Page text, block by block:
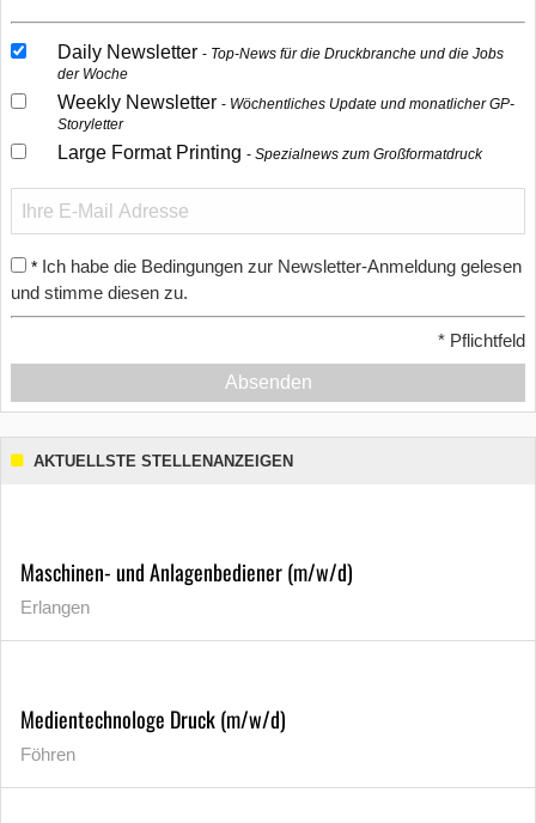
Daily Newsletter
Top-News für die Druckbranche und die Jobs
der Woche
Weekly Newsletter
Wöchentliches Update und monatlicher GP-
Storyletter
Large Format Printing Spezialnews zum Großformatdruck
* Ich habe die Bedingungen zur Newsletter-Anmeldung gelesen
und stimme diesen zu.
* Pflichtfeld
Absenden
AKTUELLSTE STELLENANZEIGEN
Maschinen- und Anlagenbediener (m/w/d)
Erlangen
Medientechnologe Druck (m/w/d)
Föhren